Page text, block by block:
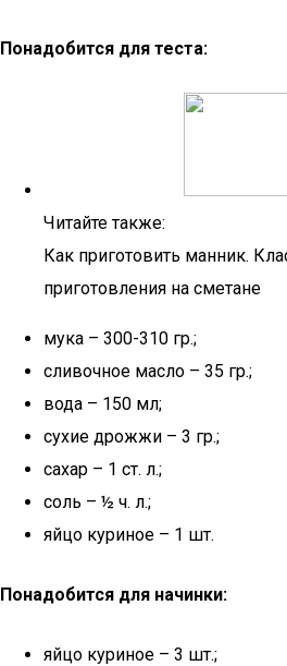
Понадобится для теста:
Читайте также:
Как приготовить манник.
приготовления на сметане
мука – 300-310 гр.;
сливочное масло – 35 гр.;
вода – 150 мл;
сухие дрожжи – 3 гр.;
сахар – 1 ст. л.;
соль – ½ ч. л.;
яйцо куриное – 1 шт.
Понадобится для начинки:
яйцо куриное – 3 шт.;